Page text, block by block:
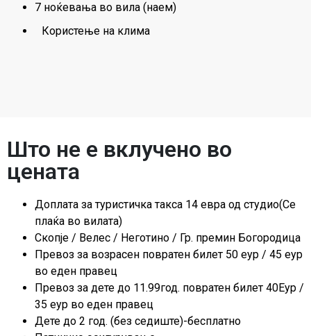
7 ноќевања во вила (наем)
Користење на клима
Што не е вклучено во
цената
Доплата за туристичка такса 14 евра од студио(Се
плаќа во вилата)
Скопје / Велес / Неготино / Гр. премин Богородица
Превоз за возрасен повратен билет 50 еур / 45 еур
во еден правец
Превоз за дете до 11.99год. повратен билет 40Еур /
35 еур во еден правец
Дете до 2 год. (без седиште)-бесплатно